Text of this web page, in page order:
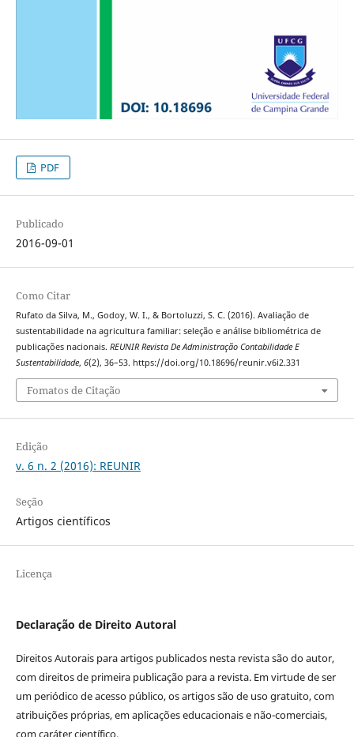
PDF
Publicado
2016-09-01
Como Citar
Rufato da Silva, M., Godoy, W. I., & Bortoluzzi, S. C. (2016). Avaliação de
sustentabilidade na agricultura familiar: seleção e análise bibliométrica de
publicações nacionais. REUNIR Revista De Administração Contabilidade E
Sustentabilidade, 6(2), 36–53. https://doi.org/10.18696/reunir.v6i2.331
Fomatos de Citação
Edição
v. 6 n. 2 (2016): REUNIR
Seção
Artigos científicos
Licença
Declaração de Direito Autoral
Direitos Autorais para artigos publicados nesta revista são do autor,
com direitos de primeira publicação para a revista. Em virtude de ser
um periódico de acesso público, os artigos são de uso gratuito, com
atribuições próprias, em aplicações educacionais e não-comerciais,
com caráter científico.